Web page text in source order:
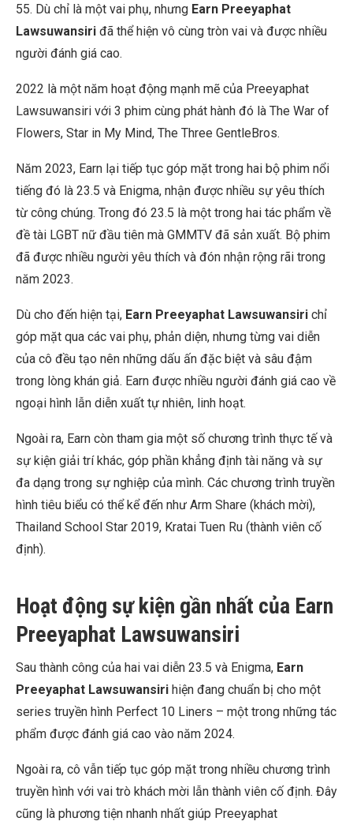
55. Dù chỉ là một vai phụ, nhưng Earn Preeyaphat
Lawsuwansiri đã thể hiện vô cùng tròn vai và được nhiều
người đánh giá cao.
2022 là một năm hoạt động mạnh mẽ của Preeyaphat
Lawsuwansiri với 3 phim cùng phát hành đó là The War of
Flowers, Star in My Mind, The Three GentleBros.
Năm 2023, Earn lại tiếp tục góp mặt trong hai bộ phim nổi
tiếng đó là 23.5 và Enigma, nhận được nhiều sự yêu thích
từ công chúng. Trong đó 23.5 là một trong hai tác phẩm về
đề tài LGBT nữ đầu tiên mà GMMTV đã sản xuất. Bộ phim
đã được nhiều người yêu thích và đón nhận rộng rãi trong
năm 2023.
Dù cho đến hiện tại, Earn Preeyaphat Lawsuwansiri chỉ
góp mặt qua các vai phụ, phản diện, nhưng từng vai diễn
của cô đều tạo nên những dấu ấn đặc biệt và sâu đậm
trong lòng khán giả. Earn được nhiều người đánh giá cao về
ngoại hình lẫn diễn xuất tự nhiên, linh hoạt.
Ngoài ra, Earn còn tham gia một số chương trình thực tế và
sự kiện giải trí khác, góp phần khẳng định tài năng và sự
đa dạng trong sự nghiệp của mình. Các chương trình truyền
hình tiêu biểu có thể kể đến như Arm Share (khách mời),
Thailand School Star 2019, Kratai Tuen Ru (thành viên cố
định).
Hoạt động sự kiện gần nhất của Earn
Preeyaphat Lawsuwansiri
Sau thành công của hai vai diễn 23.5 và Enigma, Earn
Preeyaphat Lawsuwansiri hiện đang chuẩn bị cho một
series truyền hình Perfect 10 Liners – một trong những tác
phẩm được đánh giá cao vào năm 2024.
Ngoài ra, cô vẫn tiếp tục góp mặt trong nhiều chương trình
truyền hình với vai trò khách mời lẫn thành viên cố định. Đây
cũng là phương tiện nhanh nhất giúp Preeyaphat